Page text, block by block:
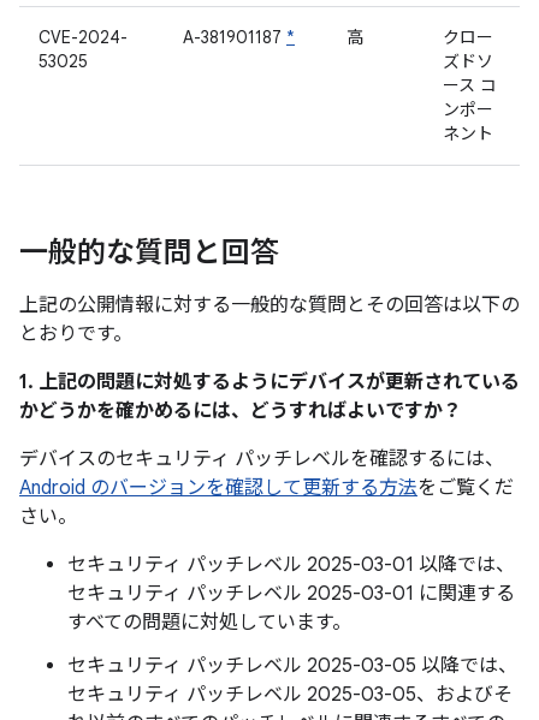
CVE-2024-
53025
A-381901187 * 高
クロー
ズドソ
ース コ
ンポー
ネント
一般的な質問と回答
上記の公開情報に対する一般的な質問とその回答は以下の
とおりです。
1. 上記の問題に対処するようにデバイスが更新されている
かどうかを確かめるには、どうすればよいですか？
デバイスのセキュリティ パッチレベルを確認するには、
Android のバージョンを確認して更新する方法をご覧くだ
さい。
セキュリティ パッチレベル 2025-03-01 以降では、
セキュリティ パッチレベル 2025-03-01 に関連する
すべての問題に対処しています。
セキュリティ パッチレベル 2025-03-05 以降では、
セキュリティ パッチレベル 2025-03-05、およびそ